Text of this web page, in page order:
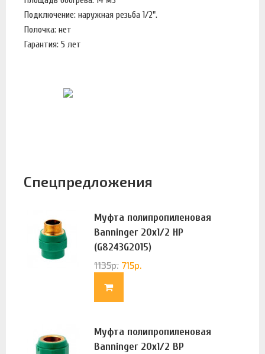
Подключение: наружная резьба 1/2".
Полочка: нет
Гарантия: 5 лет
Спецпредложения
Муфта полипропиленовая
Banninger 20х1/2 НР
(G8243G2015)
1135р. 715р.
Муфта полипропиленовая
Banninger 20х1/2 ВР